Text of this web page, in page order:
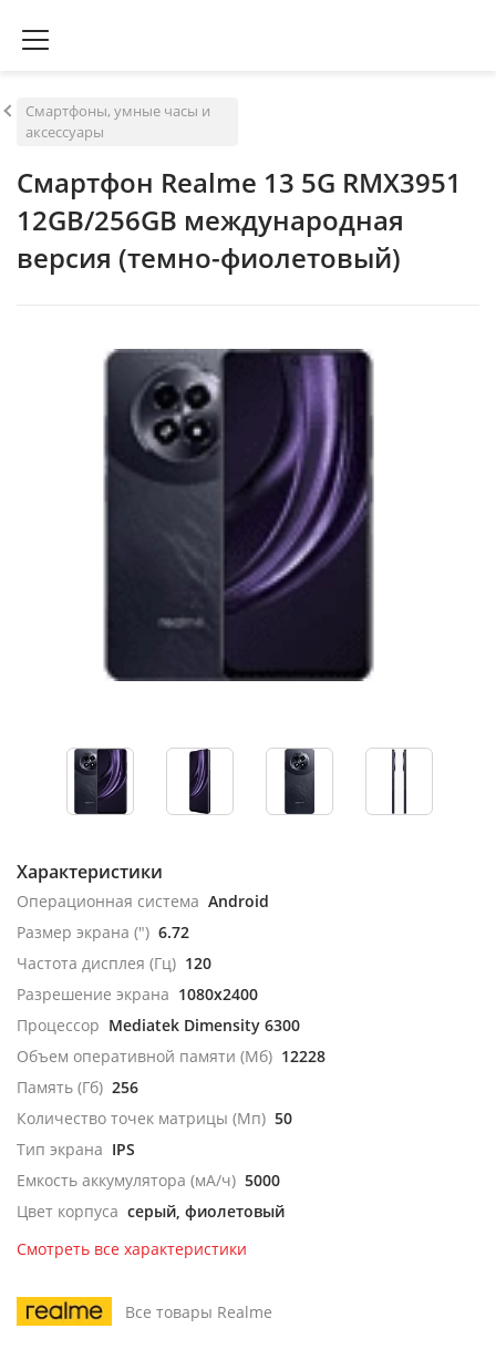
Смартфоны, умные часы и
аксессуары
Смартфон Realme 13 5G RMX3951
12GB/256GB международная
версия (темно-фиолетовый)
Характеристики
Операционная система Android
Размер экрана (") 6.72
Частота дисплея (Гц) 120
Разрешение экрана 1080x2400
Процессор Mediatek Dimensity 6300
Объем оперативной памяти (Мб) 12228
Память (Гб) 256
Количество точек матрицы (Мп) 50
Тип экрана IPS
Емкость аккумулятора (мА/ч) 5000
Цвет корпуса серый, фиолетовый
Смотреть все характеристики
Все товары Realme